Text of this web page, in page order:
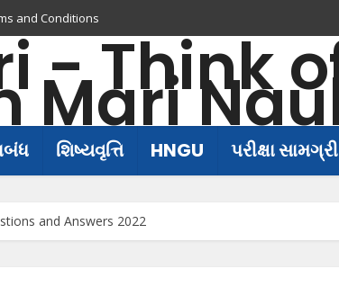
and Conditions
શિષ્યવૃત્તિ HNGU પરીક્ષા સામગ્રી
and Answers 2022